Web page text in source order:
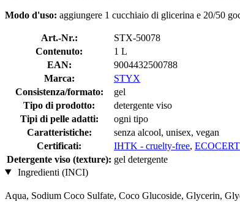
Modo d'uso: aggiungere 1 cucchiaio di glicerina e 20/50
Art.-Nr.:
STX-50078
Contenuto:
1 L
EAN:
9004432500788
Marca:
STYX
Consistenza/formato:
gel
Tipo di prodotto:
detergente viso
Tipi di pelle adatti:
ogni tipo
Caratteristiche:
senza alcool, unisex, vegan
Certificati:
IHTK - cruelty-free,
Detergente viso (texture): gel detergente
Ingredienti (INCI)
Aqua, Sodium Coco­ Sulfate, Coco Glucoside, Glycerin,